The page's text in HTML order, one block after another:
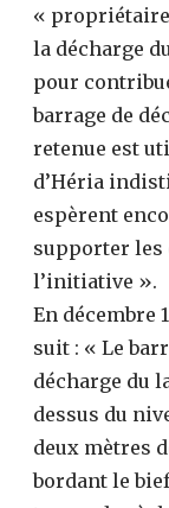
«
la décharge
pour
barrage de
retenue est
d’Héria
espèrent
supporter
l’initiative ».
En décembre
suit : « Le
décharge du
dessus du
deux mètres
bordant le